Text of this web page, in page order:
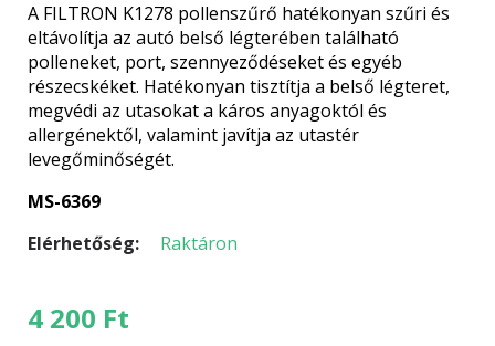
A FILTRON K1278 pollenszűrő hatékonyan szűri és
eltávolítja az autó belső légterében található
polleneket, port, szennyeződéseket és egyéb
részecskéket. Hatékonyan tisztítja a belső légteret,
megvédi az utasokat a káros anyagoktól és
allergénektől, valamint javítja az utastér
levegőminőségét.
MS-6369
Elérhetőség:
Raktáron
4 200 Ft